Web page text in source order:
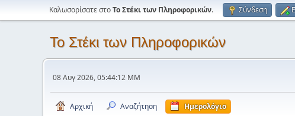
Καλωσορίσατε στοΤο Στέκι των Πληροφορικών. Σύνδεση
Το Στέκι των Πληροφορικών
08 Αυγ 2026, 05:44:12 ΜΜ
Αρχική Αναζήτηση Ημερολόγιο